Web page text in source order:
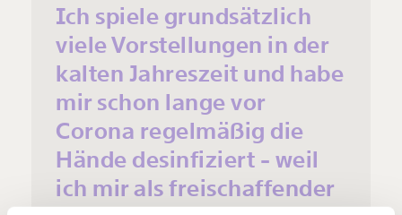
Werde Fördermitgliedund wir können gemeinsam
unsere Wirtschaft so gestalten, dass sie für alle
funktioniert. Unsere Recherchen sind für alle frei im
Netz. Unabhängig und werbefrei. Und das wird auch
so bleiben. Kämpf’ mit uns für den Fortschritt und
unterstütze uns mit Deinem Mitgliedsbeitrag.
Du überweist lieber direkt?
Hier unsere IBAN: AT34 4300 0498 0007 6017
Kontoinhaber: Momentum Institut - Verein für
sozialen Fortschritt
Ich spiele grundsätzlich
viele Vorstellungen in der
kalten Jahreszeit und habe
mir schon lange vor
Corona regelmäßig die
Hände desinfiziert - weil
ich mir als freischaffender